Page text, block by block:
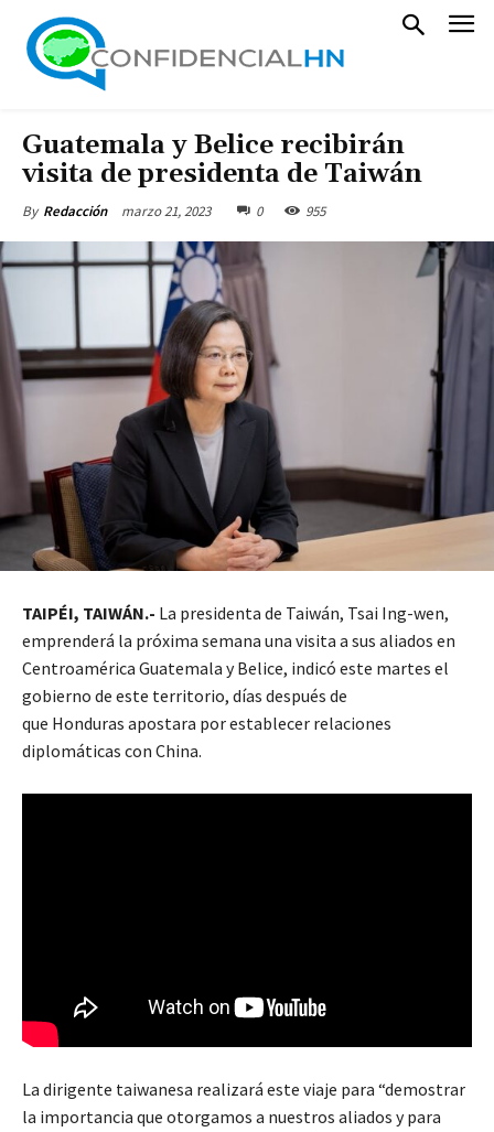
Guatemala y Belice recibirán
visita de presidenta de Taiwán
By Redacción marzo 21, 2023 0 955
TAIPÉI, TAIWÁN.- La presidenta de Taiwán, Tsai Ing-wen,
emprenderá la próxima semana una visita a sus aliados en
Centroamérica Guatemala y Belice, indicó este martes el
gobierno de este territorio, días después de
que Honduras apostara por establecer relaciones
diplomáticas con China.
La dirigente taiwanesa realizará este viaje para “demostrar
la importancia que otorgamos a nuestros aliados y para